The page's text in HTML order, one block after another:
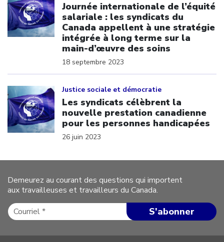
Journée internationale de l’équité
salariale : les syndicats du
Canada appellent à une stratégie
intégrée à long terme sur la
main-d’œuvre des soins
18 septembre 2023
Justice sociale et démocratie
Les syndicats célèbrent la
nouvelle prestation canadienne
pour les personnes handicapées
26 juin 2023
Demeurez au courant des questions qui importent
aux travailleuses et travailleurs du Canada.